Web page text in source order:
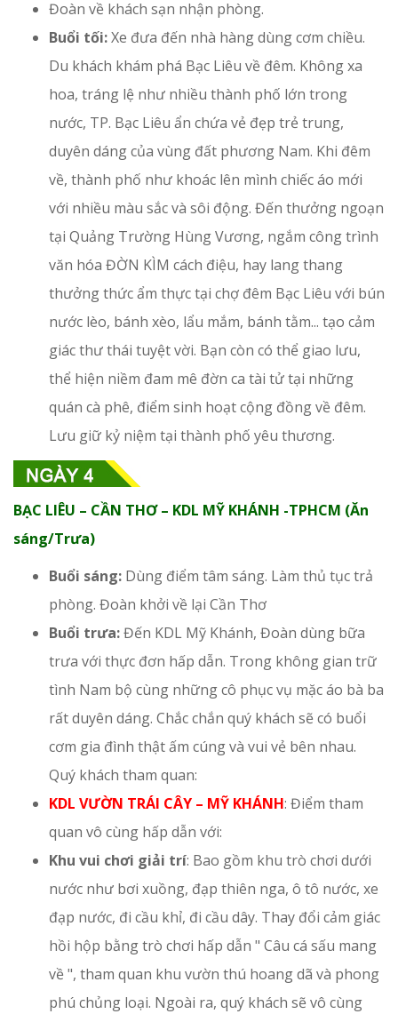
Đoàn về khách sạn nhận phòng.
Buổi tối:Xe đưa đến nhà hàng dùng cơm chiều.
Du khách khám phá Bạc Liêu về đêm. Không xa
hoa, tráng lệ như nhiều thành phố lớn trong
nước, TP. Bạc Liêu ẩn chứa vẻ đẹp trẻ trung,
duyên dáng của vùng đất phương Nam. Khi đêm
về, thành phố như khoác lên mình chiếc áo mới
với nhiều màu sắc và sôi động. Đến thưởng ngoạn
tại Quảng Trường Hùng Vương, ngắm công trình
văn hóa ĐỜN KÌM cách điệu, hay lang thang
thưởng thức ẩm thực tại chợ đêm Bạc Liêu với bún
nước lèo, bánh xèo, lẩu mắm, bánh tằm... tạo cảm
giác thư thái tuyệt vời. Bạn còn có thể giao lưu,
thể hiện niềm đam mê đờn ca tài tử tại những
quán cà phê, điểm sinh hoạt cộng đồng về đêm.
Lưu giữ kỷ niệm tại thành phố yêu thương.
BẠC LIÊU – CẦN THƠ – KDL MỸ KHÁNH -TPHCM (Ăn
sáng/Trưa)
Buổi sáng: Dùng điểm tâm sáng. Làm thủ tục trả
phòng. Đoàn khởi về lại Cần Thơ
Buổi trưa:Đến KDL Mỹ Khánh, Đoàn dùng bữa
trưa với thực đơn hấp dẫn. Trong không gian trữ
tình Nam bộ cùng những cô phục vụ mặc áo bà ba
rất duyên dáng. Chắc chắn quý khách sẽ có buổi
cơm gia đình thật ấm cúng và vui vẻ bên nhau.
Quý khách tham quan:
KDL VƯỜN TRÁI CÂY – MỸ KHÁNH: Điểm tham
quan vô cùng hấp dẫn với:
Khu vui chơi giải trí: Bao gồm khu trò chơi dưới
nước như bơi xuồng, đạp thiên nga, ô tô nước, xe
đạp nước, đi cầu khỉ, đi cầu dây. Thay đổi cảm giác
hồi hộp bằng trò chơi hấp dẫn " Câu cá sấu mang
về ", tham quan khu vườn thú hoang dã và phong
phú chủng loại. Ngoài ra, quý khách sẽ vô cùng